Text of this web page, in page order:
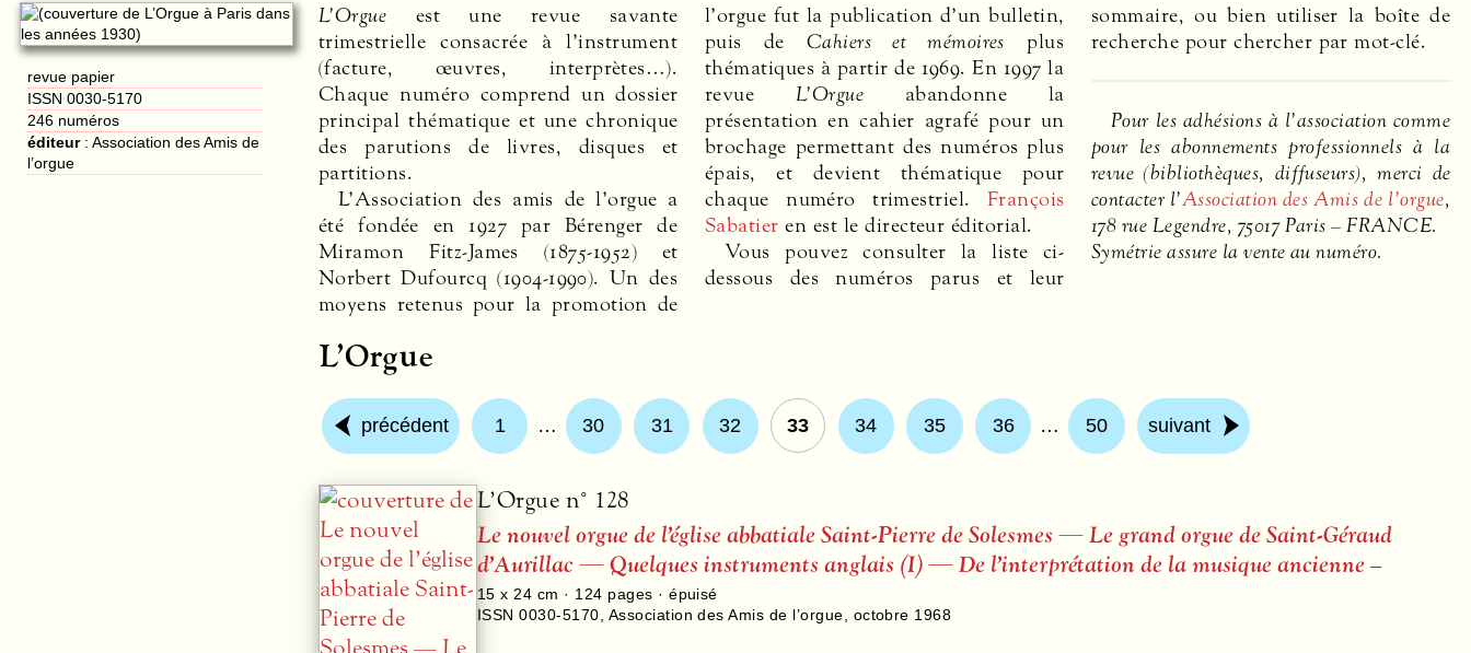
revue papier
ISSN 0030-5170
246 numéros
éditeur:Association des Amis de
l’orgue
L’Orgue est une revue savante
trimestrielle consacrée à l’instrument
(facture, œuvres, interprètes…).
Chaque numéro comprend un dossier
principal thématique et une chronique
des parutions de livres, disques et
partitions.
L’Association des amis de l’orgue a
été fondée en 1927 par Bérenger de
Miramon Fitz-James (1875-1952) et
Norbert Dufourcq (1904-1990). Un des
moyens retenus pour la promotion de
l’orgue fut la publication d’un bulletin,
puis de Cahiers et mémoires plus
thématiques à partir de 1969. En 1997 la
revue L’Orgue abandonne la
présentation en cahier agrafé pour un
brochage permettant des numéros plus
épais, et devient thématique pour
chaque numéro trimestriel. François
Sabatier en est le directeur éditorial.
Vous pouvez consulter la liste ci-
dessous des numéros parus et leur
sommaire, ou bien utiliser la boîte de
recherche pour chercher par mot-clé.
Pour les adhésions à l’association comme
pour les abonnements professionnels à la
revue (bibliothèques, diffuseurs), merci de
contacter l’Association des Amis de l’orgue,
178 rue Legendre, 75017 Paris –FRANCE.
Symétrie assure la vente au numéro.
L’Orgue
précédent 1 … 30 31 32 33 34 35 36 … 50 suivant
L’Orgue n° 128
Le nouvel orgue de l’église abbatiale Saint-Pierre de Solesmes — Le grand orgue de Saint-Géraud
d’Aurillac — Quelques instruments anglais (I) — De l’interprétation de la musique ancienne –
15 x 24 cm · 124 pages · épuisé
ISSN 0030-5170 Association des Amis de l’orgue octobre 1968